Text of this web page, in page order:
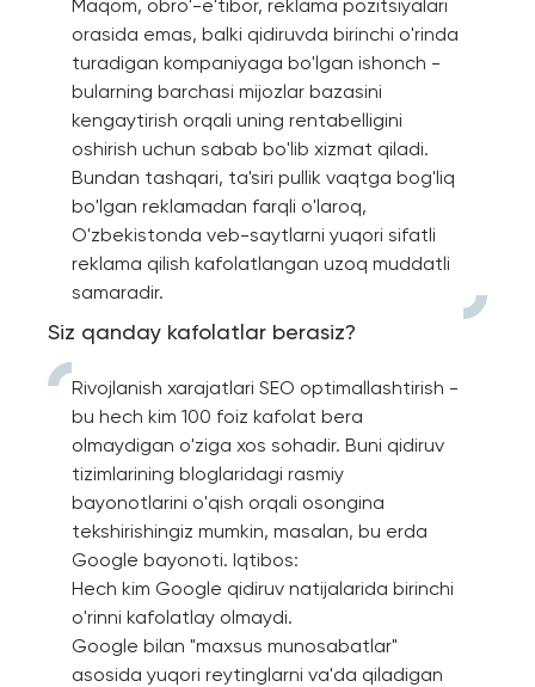
Maqom, obro'-e'tibor, reklama pozitsiyalari
orasida emas, balki qidiruvda birinchi o'rinda
turadigan kompaniyaga bo'lgan ishonch -
bularning barchasi mijozlar bazasini
kengaytirish orqali uning rentabelligini
oshirish uchun sabab bo'lib xizmat qiladi.
Bundan tashqari, ta'siri pullik vaqtga bog'liq
bo'lgan reklamadan farqli o'laroq,
O'zbekistonda veb-saytlarni yuqori sifatli
reklama qilish kafolatlangan uzoq muddatli
samaradir.
Siz qanday kafolatlar berasiz?
Rivojlanish xarajatlari SEO optimallashtirish -
bu hech kim 100 foiz kafolat bera
olmaydigan o'ziga xos sohadir. Buni qidiruv
tizimlarining bloglaridagi rasmiy
bayonotlarini o'qish orqali osongina
tekshirishingiz mumkin, masalan, bu erda
Google bayonoti. Iqtibos:
Hech kim Google qidiruv natijalarida birinchi
o'rinni kafolatlay olmaydi.
Google bilan "maxsus munosabatlar"
asosida yuqori reytinglarni va'da qiladigan